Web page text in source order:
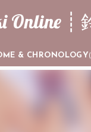
Online ┊
& CHRONOLOGY